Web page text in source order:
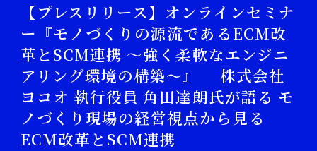
【プレスリリース】オンラインセミナ
ー『モノづくりの源流であるECM改
革とSCM連携 ～強く柔軟なエンジニ
アリング環境の構築～』 株式会社
ヨコオ 執行役員 角田達朗氏が語る モ
ノづくり現場の経営視点から見る
ECM改革とSCM連携